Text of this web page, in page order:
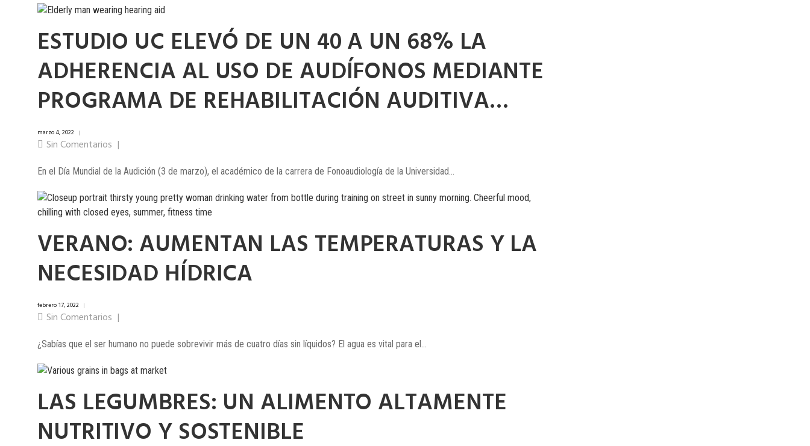
ESTUDIO UC ELEVÓ DE UN 40 A UN 68% LA
ADHERENCIA AL USO DE AUDÍFONOS MEDIANTE
PROGRAMA DE REHABILITACIÓN AUDITIVA…
marzo 4, 2022 |
Sin Comentarios |
En el Día Mundial de la Audición (3 de marzo), el académico de la carrera de Fonoaudiología de la Universidad...
VERANO: AUMENTAN LAS TEMPERATURAS Y LA
NECESIDAD HÍDRICA
febrero 17, 2022 |
Sin Comentarios |
¿Sabías que el ser humano no puede sobrevivir más de cuatro días sin líquidos? El agua es vital para el...
LAS LEGUMBRES: UN ALIMENTO ALTAMENTE
NUTRITIVO Y SOSTENIBLE